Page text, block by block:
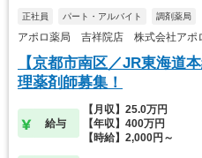
正社員 パート・アルバイト 調剤薬局
アポロ薬局 吉祥院店 株式会社アポ
【京都市南区／JR東海道
理薬剤師募集！
給与
【月収】25.0万円
【年収】400万円
【時給】2,000円～